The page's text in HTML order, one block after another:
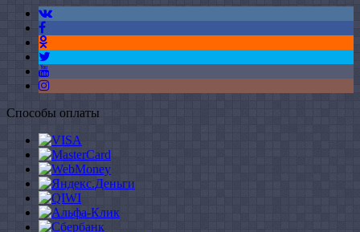
Способы оплаты